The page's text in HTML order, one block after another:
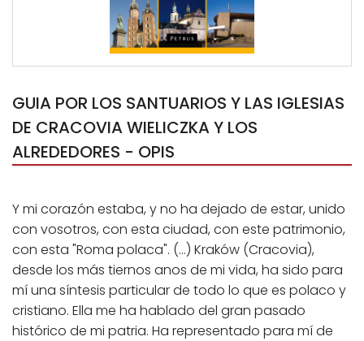
GUIA POR LOS SANTUARIOS Y LAS IGLESIAS
DE CRACOVIA WIELICZKA Y LOS
ALREDEDORES - OPIS
Y mi corazón estaba, y no ha dejado de estar, unido
con vosotros, con esta ciudad, con este patrimonio,
con esta "Roma polaca". (...) Kraków (Cracovia),
desde los más tiernos anos de mi vida, ha sido para
mí una síntesis particular de todo lo que es polaco y
cristiano. Ella me ha hablado del gran pasado
histórico de mi patria. Ha representado para mí de